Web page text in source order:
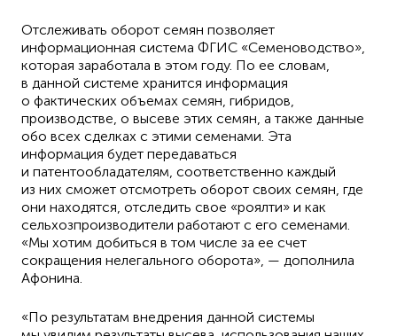
Отслеживать оборот семян позволяет
информационная система ФГИС «Семеноводство»,
которая заработала в этом году. По ее словам,
в данной системе хранится информация
о фактических объемах семян, гибридов,
производстве, о высеве этих семян, а также данные
обо всех сделках с этими семенами. Эта
информация будет передаваться
и патентообладателям, соответственно каждый
из них сможет отсмотреть оборот своих семян, где
они находятся, отследить свое «роялти» и как
сельхозпроизводители работают с его семенами.
«Мы хотим добиться в том числе за ее счет
сокращения нелегального оборота», — дополнила
Афонина.
«По результатам внедрения данной системы